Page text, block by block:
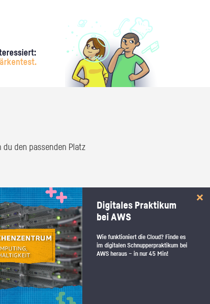
den passenden Platz
Mitte+ | Technik
Digitales Praktikum
bei AWS
Wie funktioniert die Cloud? Finde es
im digitalen Schnupperpraktikum bei
AWS heraus – in nur 45 Min!